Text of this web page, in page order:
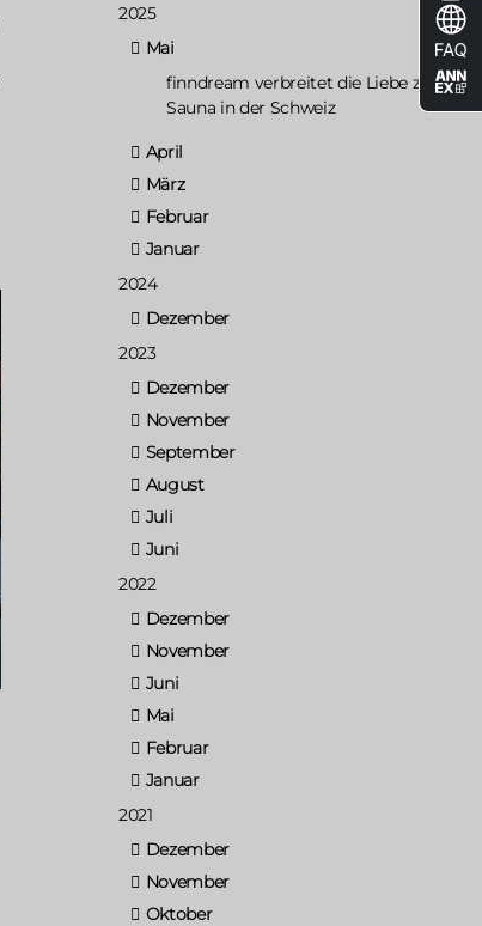
2025
Mai
finndream verbreitet die Liebe zur
Sauna in der Schweiz
April
März
Februar
Januar
2024
Dezember
2023
Dezember
November
September
August
Juli
Juni
2022
Dezember
November
Juni
Mai
Februar
Januar
2021
Dezember
November
Oktober